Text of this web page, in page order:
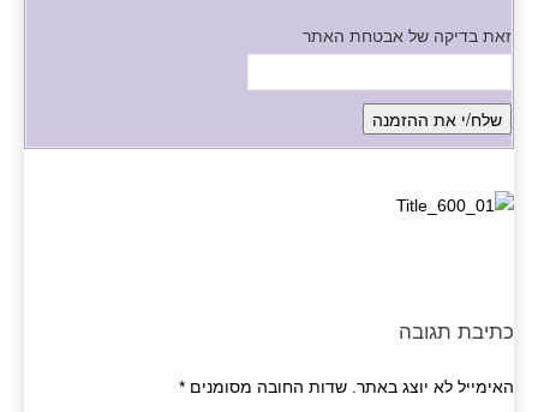
זאת בדיקה של אבטחת האתר
כתיבת תגובה
האימייל לא יוצג באתר. שדות החובה מסומנים *